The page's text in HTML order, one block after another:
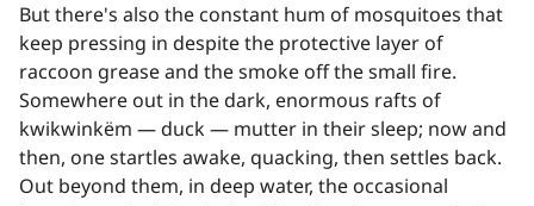
But there's also the constant hum of mosquitoes that
keep pressing in despite the protective layer of
raccoon grease and the smoke off the small fire.
Somewhere out in the dark, enormous rafts of
kwikwinkëm — duck — mutter in their sleep; now and
then, one startles awake, quacking, then settles back.
Out beyond them, in deep water, the occasional